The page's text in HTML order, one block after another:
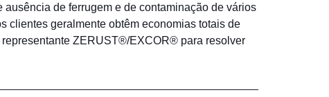
de ferrugem e de contaminação de vários
clientes geralmente obtêm economias totais de
ZERUST®/EXCOR® para resolver